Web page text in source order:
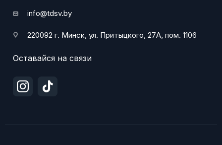
info@tdsv.by
220092 г. Минск, ул. Притыцкого, 27А, пом. 1106
Оставайся на связи